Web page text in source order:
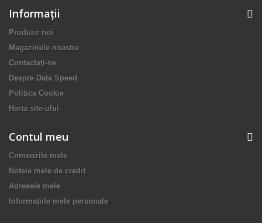
Informaţii
Produse noi
Magazinele noastre
Contactați-ne
Despre Data Speed
Politica Cookie
Harta site-ului
Contul meu
Comenzile mele
Notele mele de credit
Adresele mele
Informaţiile mele personale